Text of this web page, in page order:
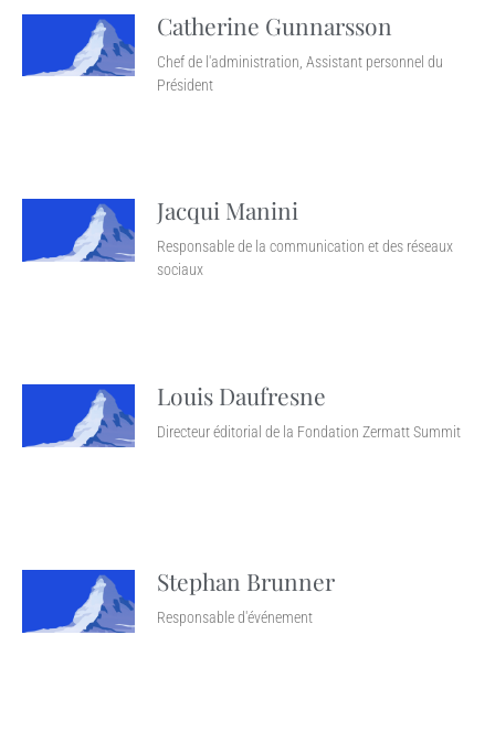
Catherine Gunnarsson
Chef de l'administration, Assistant personnel du
Président
Jacqui Manini
Responsable de la communication et des réseaux
sociaux
Louis Daufresne
Directeur éditorial de la Fondation Zermatt Summit
Stephan Brunner
Responsable d'événement